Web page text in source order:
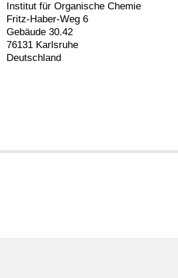
Institut für Organische Chemie
Fritz-Haber-Weg 6
Gebäude 30.42
76131 Karlsruhe
Deutschland